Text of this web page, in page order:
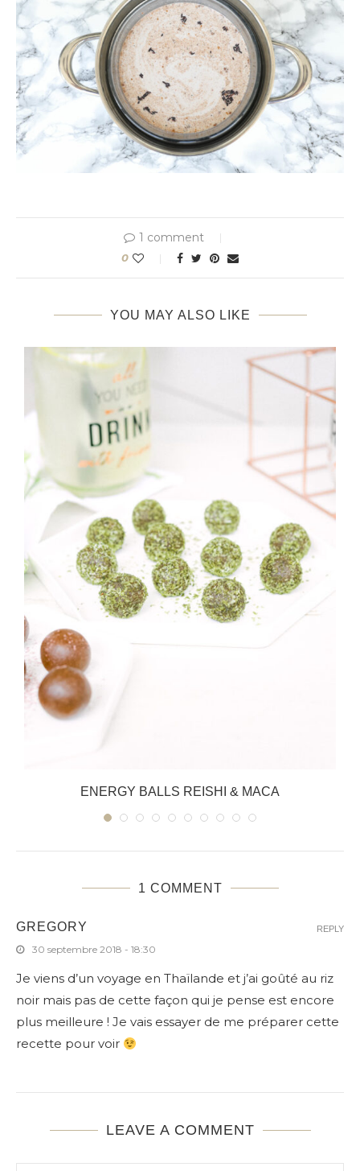
1 comment
0
YOU MAY ALSO LIKE
ENERGY BALLS REISHI & MACA
1 COMMENT
GREGORY
30 septembre 2018 - 18:30
Je viens d’un voyage en Thaïlande et j’ai goûté au riz
noir mais pas de cette façon qui je pense est encore
plus meilleure ! Je vais essayer de me préparer cette
recette pour voir
REPLY
LEAVE A COMMENT